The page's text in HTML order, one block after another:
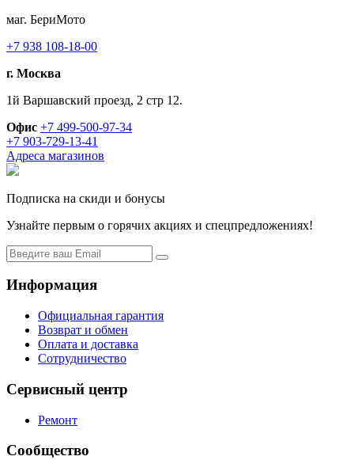
маг. БериМото
+7 938 108-18-00
г. Москва
1й Варшавский проезд, 2 стр 12.
Офис +7 499-500-97-34
+7 903-729-13-41
Адреса магазинов
Подписка на скиди и бонусы
Узнайте первым о горячих акциях и спецпредложениях!
Информация
Официальная гарантия
Возврат и обмен
Оплата и доставка
Сотрудничество
Сервисный центр
Ремонт
Сообщество